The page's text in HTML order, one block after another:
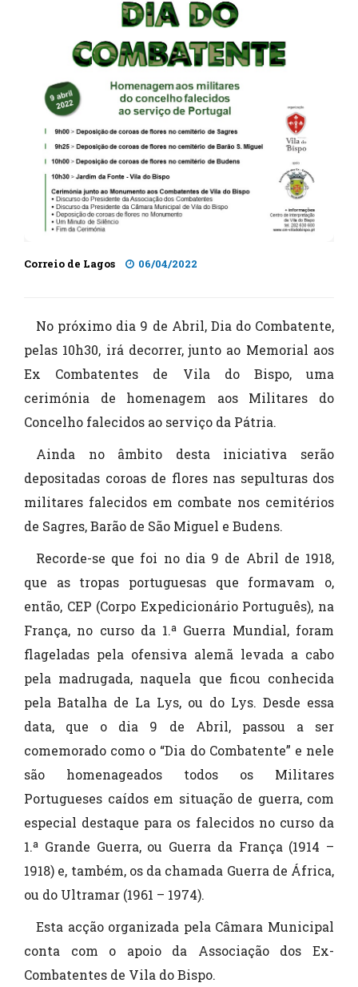
Correio de Lagos 06/04/2022
No próximo dia 9 de Abril, Dia do Combatente,
pelas 10h30, irá decorrer, junto ao Memorial aos
Ex Combatentes de Vila do Bispo, uma
cerimónia de homenagem aos Militares do
Concelho falecidos ao serviço da Pátria.
Ainda no âmbito desta iniciativa serão
depositadas coroas de flores nas sepulturas dos
militares falecidos em combate nos cemitérios
de Sagres, Barão de São Miguel e Budens.
Recorde-se que foi no dia 9 de Abril de 1918,
que as tropas portuguesas que formavam o,
então, CEP (Corpo Expedicionário Português), na
França, no curso da 1.ª Guerra Mundial, foram
flageladas pela ofensiva alemã levada a cabo
pela madrugada, naquela que ficou conhecida
pela Batalha de La Lys, ou do Lys. Desde essa
data, que o dia 9 de Abril, passou a ser
comemorado como o “Dia do Combatente” e nele
são homenageados todos os Militares
Portugueses caídos em situação de guerra, com
especial destaque para os falecidos no curso da
1.ª Grande Guerra, ou Guerra da França (1914 –
1918) e, também, os da chamada Guerra de África,
ou do Ultramar (1961 – 1974).
Esta acção organizada pela Câmara Municipal
conta com o apoio da Associação dos Ex-
Combatentes de Vila do Bispo.